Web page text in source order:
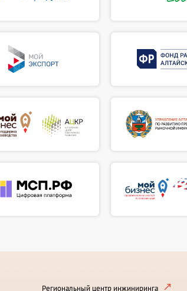
Региональный центр инжиниринга